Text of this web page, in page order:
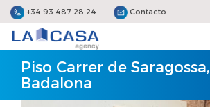
+34 93 487 28 24 Contacto
Piso Carrer de Saragossa,
Badalona